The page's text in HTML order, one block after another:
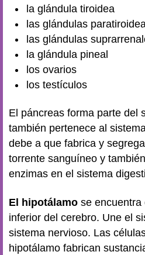
la glándula tiroidea
las glándulas
las glándulas
la glándula pineal
los ovarios
los testículos
El páncreas forma parte del
también pertenece al
debe a que fabrica y
torrente sanguíneo y
enzimas en el sistema
El hipotálamo se encuentra
inferior del cerebro. Une el
sistema nervioso. Las
hipotálamo fabrican